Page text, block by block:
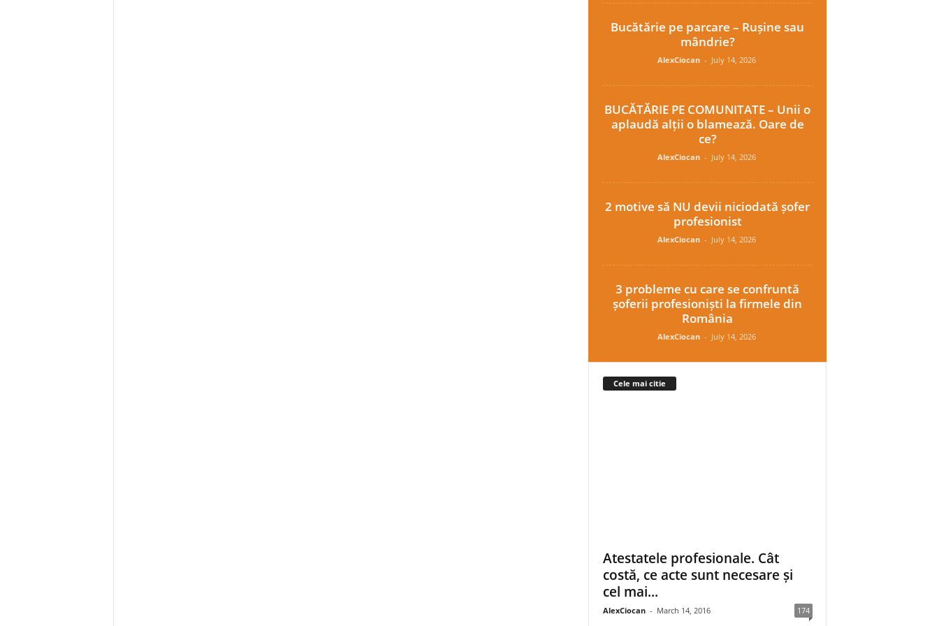
Bucătărie pe parcare – Rușine sau
mândrie?
AlexCiocan - July 14, 2026
BUCĂTĂRIE PE COMUNITATE – Unii o
aplaudă alții o blamează. Oare de
ce?
AlexCiocan - July 14, 2026
2 motive să NU devii niciodată șofer
profesionist
AlexCiocan - July 14, 2026
3 probleme cu care se confruntă
șoferii profesioniști la firmele din
România
AlexCiocan - July 14, 2026
Cele mai citie
Atestatele profesionale. Cât
costă, ce acte sunt necesare și
cel mai...
AlexCiocan - March 14, 2016 174